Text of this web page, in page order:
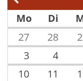
Vorherige Seite
Mo
Di
27
28
3
4
10
11